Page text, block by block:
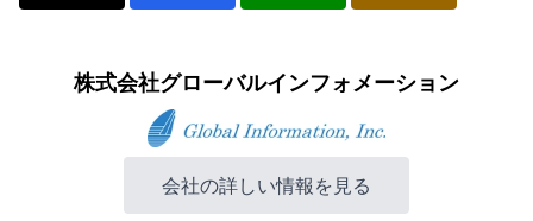
株式会社グローバルインフォメーション
会社の詳しい情報を見る